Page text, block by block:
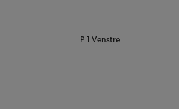
P 1 Venstre